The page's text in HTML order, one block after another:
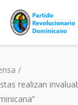
/
realizan